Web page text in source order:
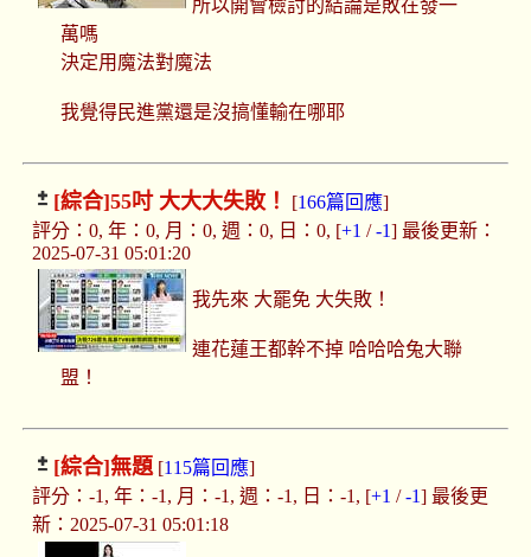
所以開會檢討的結論是敗在發一
萬嗎
決定用魔法對魔法
我覺得民進黨還是沒搞懂輸在哪耶
[綜合]55吋 大大大失敗！ [166篇回應]
評分：0, 年：0, 月：0, 週：0, 日：0, [+1 /-1] 最後更新：
2025-07-31 05:01:20
我先來 大罷免 大失敗！
連花蓮王都幹不掉 哈哈哈兔大聯
盟！
[綜合]無題[115篇回應]
評分：-1, 年：-1, 月：-1, 週：-1, 日：-1, [+1 /-1] 最後更
新：2025-07-31 05:01:18